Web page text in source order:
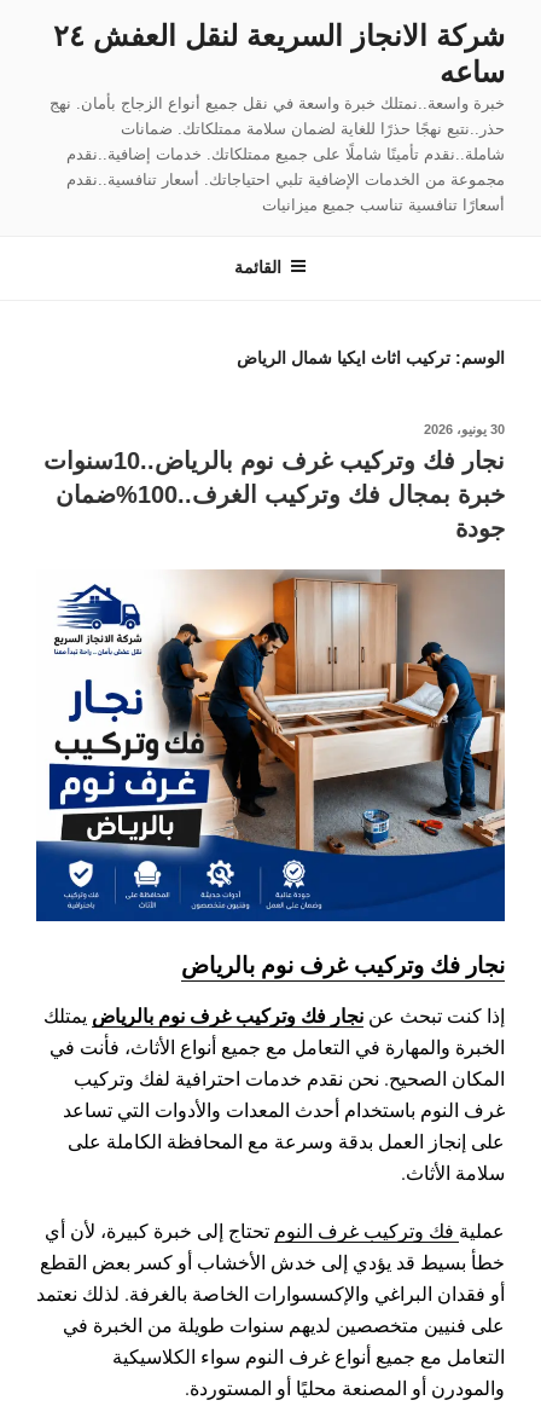
المحتوى
شركة الانجاز السريعة لنقل العفش ٢٤
ساعه
خبرة واسعة..نمتلك خبرة واسعة في نقل جميع أنواع الزجاج بأمان. نهج
حذر..نتبع نهجًا حذرًا للغاية لضمان سلامة ممتلكاتك. ضمانات
شاملة..نقدم تأمينًا شاملًا على جميع ممتلكاتك. خدمات إضافية..نقدم
مجموعة من الخدمات الإضافية تلبي احتياجاتك. أسعار تنافسية..نقدم
أسعارًا تنافسية تناسب جميع ميزانيات
القائمة
الوسم: تركيب اثاث ايكيا شمال الرياض
نُشر
30 يونيو، 2026
نجار فك وتركيب غرف نوم بالرياض..10سنوات
خبرة بمجال فك وتركيب الغرف..100%ضمان
جودة
نجار فك وتركيب غرف نوم بالرياض
إذا كنت تبحث عن نجار فك وتركيب غرف نوم بالرياض يمتلك
الخبرة والمهارة في التعامل مع جميع أنواع الأثاث، فأنت في
المكان الصحيح. نحن نقدم خدمات احترافية لفك وتركيب
غرف النوم باستخدام أحدث المعدات والأدوات التي تساعد
على إنجاز العمل بدقة وسرعة مع المحافظة الكاملة على
سلامة الأثاث.
عملية فك وتركيب غرف النوم تحتاج إلى خبرة كبيرة، لأن أي
خطأ بسيط قد يؤدي إلى خدش الأخشاب أو كسر بعض القطع
أو فقدان البراغي والإكسسوارات الخاصة بالغرفة. لذلك نعتمد
على فنيين متخصصين لديهم سنوات طويلة من الخبرة في
التعامل مع جميع أنواع غرف النوم سواء الكلاسيكية
والمودرن أو المصنعة محليًا أو المستوردة.